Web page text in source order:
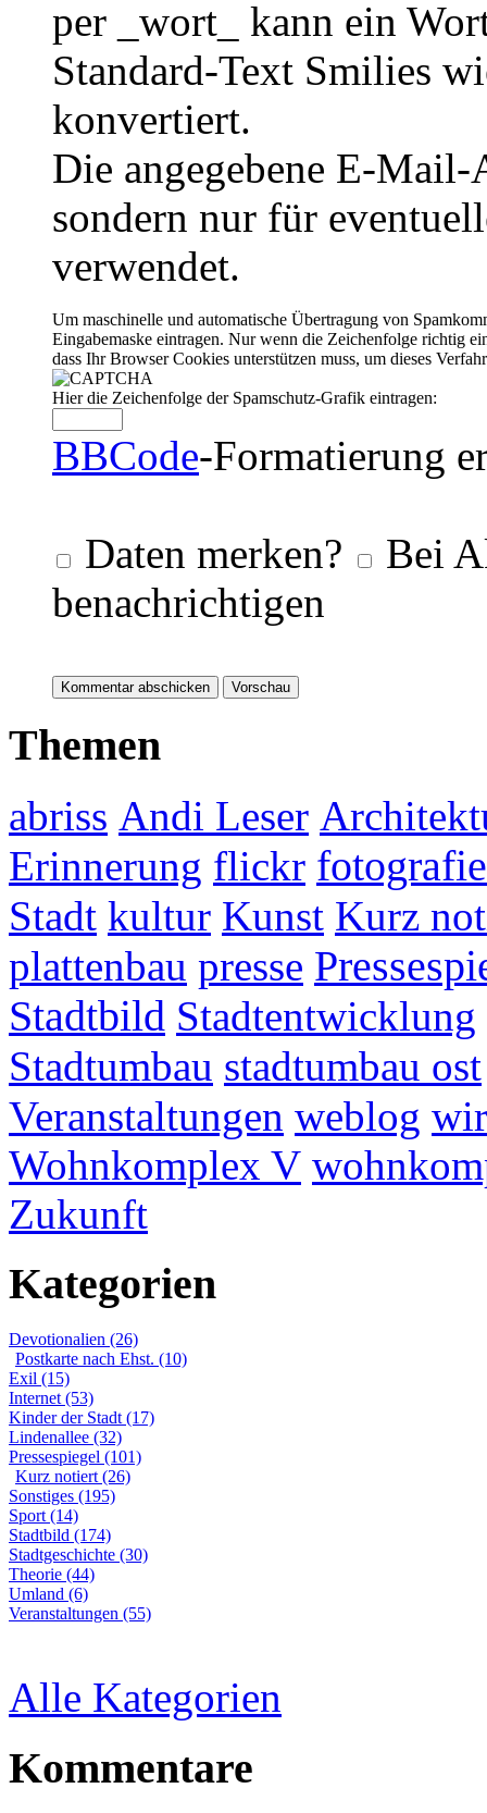
per _wort_ kann ein
Standard-Text Smilies
konvertiert.
Die angegebene E-
sondern nur für
verwendet.
Um maschinelle und automatische Übertragung von
Eingabemaske eintragen. Nur wenn die Zeichenfolge richtig
dass Ihr Browser Cookies unterstützen muss, um dieses
Hier die Zeichenfolge der Spamschutz-Grafik eintragen:
BBCode-Formatierung
Daten merken?
Bei
benachrichtigen
Themen
abriss Andi Leser
Erinnerung flickr fotografie
Stadt kultur Kunst Kurz
plattenbau presse
Stadtbild Stadtentwicklung
Stadtumbau stadtumbau ost
Veranstaltungen weblog
Wohnkomplex V
Zukunft
Kategorien
Devotionalien (26)
Postkarte nach Ehst. (10)
Exil (15)
Internet (53)
Kinder der Stadt (17)
Lindenallee (32)
Pressespiegel (101)
Kurz notiert (26)
Sonstiges (195)
Sport (14)
Stadtbild (174)
Stadtgeschichte (30)
Theorie (44)
Umland (6)
Veranstaltungen (55)
Alle Kategorien
Kommentare